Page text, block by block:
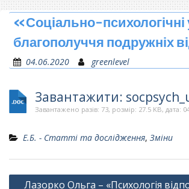
«Соціально-
благополуччя подружніх
04.06.2020 greenlevel
Завантажити:
Завантажено разів: 73, розмір: 27.5 KB, дата:
Е.Б. - Статті та дослідження, Зміни
Навігація
Лазорко Ольга – «Психологія